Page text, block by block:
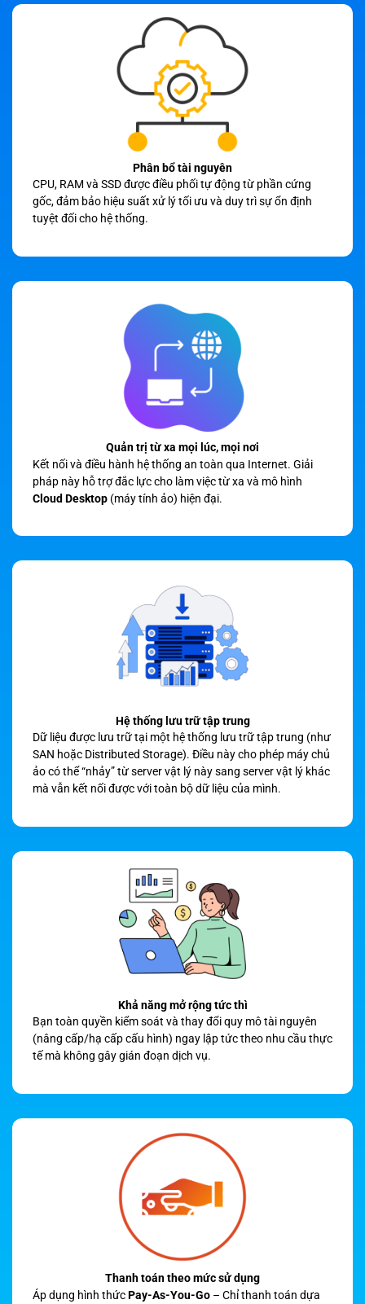
Phân bổ tài nguyên
CPU, RAM và SSD được điều phối tự động từ phần cứng
gốc, đảm bảo hiệu suất xử lý tối ưu và duy trì sự ổn định
tuyệt đối cho hệ thống.
Quản trị từ xa mọi lúc, mọi nơi
Kết nối và điều hành hệ thống an toàn qua Internet. Giải
pháp này hỗ trợ đắc lực cho làm việc từ xa và mô hình
Cloud Desktop (máy tính ảo) hiện đại.
Hệ thống lưu trữ tập trung
Dữ liệu được lưu trữ tại một hệ thống lưu trữ tập trung (như
SAN hoặc Distributed Storage). Điều này cho phép máy chủ
ảo có thể “nhảy” từ server vật lý này sang server vật lý khác
mà vẫn kết nối được với toàn bộ dữ liệu của mình.
Khả năng mở rộng tức thì
Bạn toàn quyền kiểm soát và thay đổi quy mô tài nguyên
(nâng cấp/hạ cấp cấu hình) ngay lập tức theo nhu cầu thực
tế mà không gây gián đoạn dịch vụ.
Thanh toán theo mức sử dụng
Áp dụng hình thứcPay-As-You-Go – Chỉ thanh toán dựa